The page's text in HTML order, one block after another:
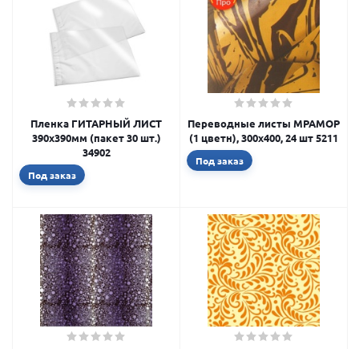
Пленка ГИТАРНЫЙ ЛИСТ
390х390мм (пакет 30 шт.)
34902
Под заказ
Переводные листы МРАМОР
(1 цветн), 300х400, 24 шт 5211
Под заказ